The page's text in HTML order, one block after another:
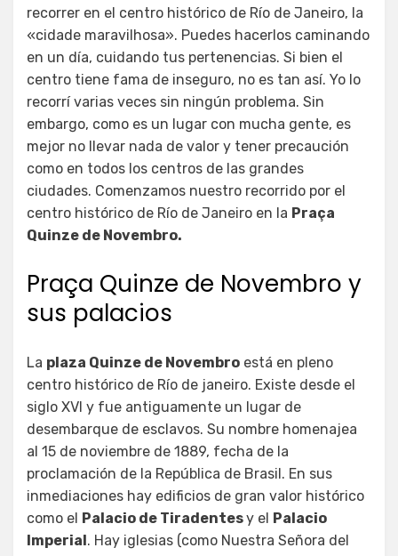
recorrer en el centro histórico de Río de Janeiro, la
«cidade maravilhosa». Puedes hacerlos caminando
en un día, cuidando tus pertenencias. Si bien el
centro tiene fama de inseguro, no es tan así. Yo lo
recorrí varias veces sin ningún problema. Sin
embargo, como es un lugar con mucha gente, es
mejor no llevar nada de valor y tener precaución
como en todos los centros de las grandes
ciudades. Comenzamos nuestro recorrido por el
centro histórico de Río de Janeiro en la Praça
Quinze de Novembro.
Praça Quinze de Novembro y
sus palacios
La plaza Quinze de Novembro está en pleno
centro histórico de Río de janeiro. Existe desde el
siglo XVI y fue antiguamente un lugar de
desembarque de esclavos. Su nombre homenajea
al 15 de noviembre de 1889, fecha de la
proclamación de la República de Brasil. En sus
inmediaciones hay edificios de gran valor histórico
como el Palacio de Tiradentesy el Palacio
Imperial. Hay iglesias (como Nuestra Señora del